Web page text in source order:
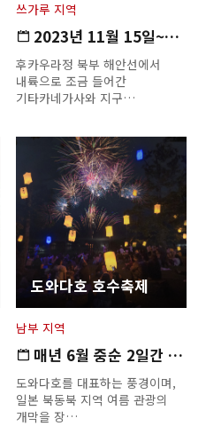
쓰가루 지역
2023년 11월 15일~12월 3일
후카우라정 북부 해안선에서
내륙으로 조금 들어간
기타카네가사와 지구…
도와다호 호수축제
남부 지역
매년 6월 중순 2일간 (토요일,…
도와다호를 대표하는 풍경이며,
일본 북동북 지역 여름 관광의
개막을 장…
Twitter에 공유
Facebook에 공유
크 복사